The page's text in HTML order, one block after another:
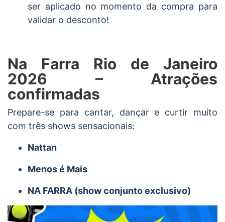
ser aplicado no momento da compra para
validar o desconto!
Na Farra Rio de Janeiro
2026 – Atrações
confirmadas
Prepare-se para cantar, dançar e curtir muito
com três shows sensacionais:
Nattan
Menos é Mais
NA FARRA (show conjunto exclusivo)